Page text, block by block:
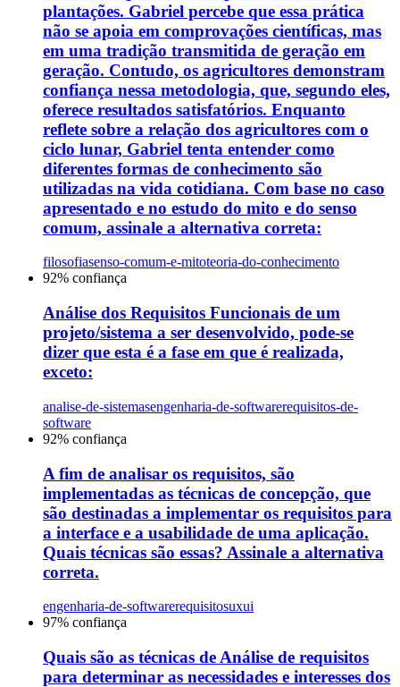
plantações. Gabriel percebe que essa prática
não se apoia em comprovações científicas, mas
em uma tradição transmitida de geração em
geração. Contudo, os agricultores demonstram
confiança nessa metodologia, que, segundo eles,
oferece resultados satisfatórios. Enquanto
reflete sobre a relação dos agricultores com o
ciclo lunar, Gabriel tenta entender como
diferentes formas de conhecimento são
utilizadas na vida cotidiana. Com base no caso
apresentado e no estudo do mito e do senso
comum, assinale a alternativa correta:
filosofiasenso-comum-e-mitoteoria-do-conhecimento
92% confiança
Análise dos Requisitos Funcionais de um
projeto/sistema a ser desenvolvido, pode-se
dizer que esta é a fase em que é realizada,
exceto:
analise-de-sistemasengenharia-de-softwarerequisitos-de-
software
92% confiança
A fim de analisar os requisitos, são
implementadas as técnicas de concepção, que
são destinadas a implementar os requisitos para
a interface e a usabilidade de uma aplicação.
Quais técnicas são essas? Assinale a alternativa
correta.
engenharia-de-softwarerequisitosuxui
97% confiança
Quais são as técnicas de Análise de requisitos
para determinar as necessidades e interesses dos